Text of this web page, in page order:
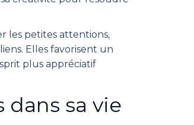
les petites attentions,
Elles favorisent un
plus appréciatif
sa vie